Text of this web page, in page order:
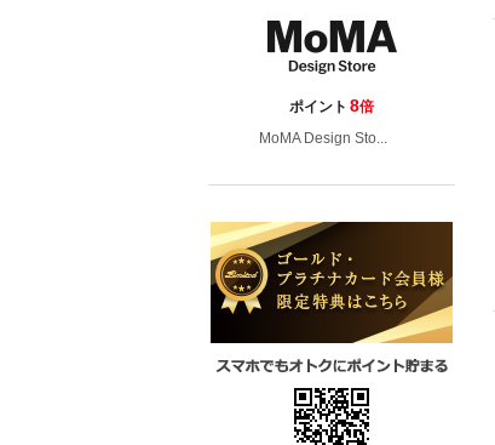
ポイント 8倍
MoMA Design Sto...